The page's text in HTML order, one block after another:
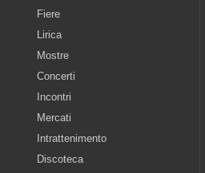
Fiere
Lirica
Mostre
Concerti
Incontri
Mercati
Intrattenimento
Discoteca